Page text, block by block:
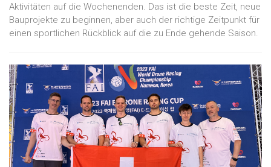
Aktivitäten auf die Wochenenden. Das ist die beste Zeit, neue
Bauprojekte zu beginnen, aber auch der richtige Zeitpunkt für
einen sportlichen Rückblick auf die zu Ende gehende Saison.